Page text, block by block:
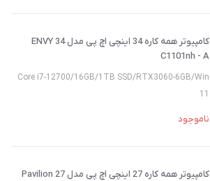
کامپیوتر همه کاره 34 اینچی اچ پی مدل ENVY 34
C1101nh - A
Core i7-12700/16GB/1TB SSD/RTX3060-6GB/Win
11
ناموجود
کامپیوتر همه کاره 27 اینچی اچ پی مدل Pavilion 27